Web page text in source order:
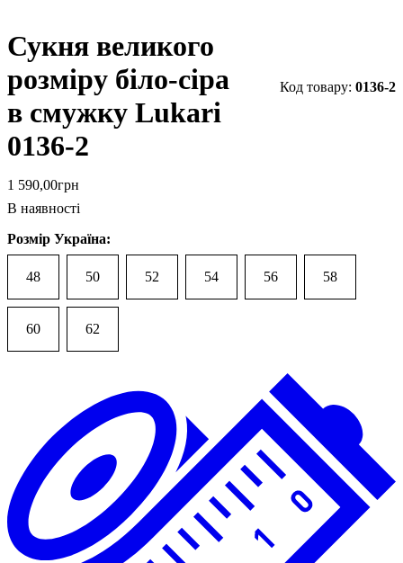
Сукня великого
розміру біло-сіра
в смужку Lukari
0136-2
0136-2
1 590,00грн
В наявності
Розмір Україна:
48 50 52 54 56 58
60 62